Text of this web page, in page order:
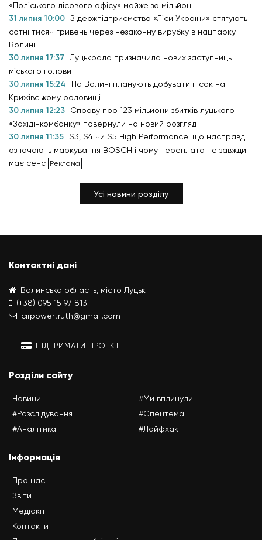
«Поліського лісового офісу» майже за мільйон
31 липня 10:00 З держпідприємства «Ліси України» стягують
сотні тисяч гривень через незаконну вирубку в нацпарку
Волині
30 липня 17:37
Луцькрада призначила нових заступниць
міського голови
30 липня 15:24
На Волині планують добувати пісок на
Крижівському родовищі
30 липня 12:23
Справу про 123 мільйони збитків луцького
«Західінкомбанку» повернули на новий розгляд
30 липня 11:35 S3, S4 чи S5 High Performance: що насправді
означають маркування BOSCH і чому переплата не завжди
має сенс
Усі новини розділу
Контактні дані
Волинська область, місто Луцьк
(+38) 095 15 97 813
cirpowertruth@gmail.com
ПІДТРИМАТИ ПРОЕКТ
Розділи сайту
Новини
#Розслідування
#Аналітика
#Ми вплинули
#Спецтема
#Лайфхак
Інформація
Про нас
Звіти
Медіакіт
Контакти